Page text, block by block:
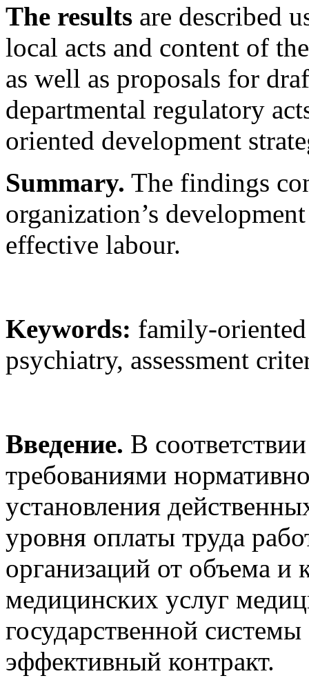
The results are described
local acts and content of
as well as proposals for
departmental regulatory
oriented development
Summary. The findings
organization’s
effective labour.
Keywords: family-
psychiatry, assessment
Введение. В
требованиями
установления
уровня оплаты труда
организаций от объема и
медицинских услуг
государственной
эффективный контракт.